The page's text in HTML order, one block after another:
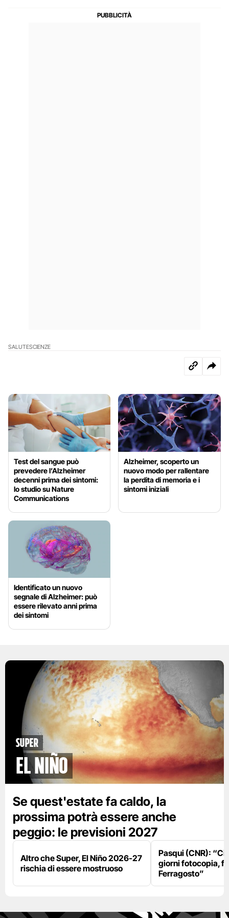
SALUTESCIENZE
Test del sangue può
prevedere l’Alzheimer
decenni prima dei sintomi:
lo studio su Nature
Communications
Alzheimer, scoperto un
nuovo modo per rallentare
la perdita di memoria e i
sintomi iniziali
Identificato un nuovo
segnale di Alzheimer: può
essere rilevato anni prima
dei sintomi
Super
El Niño
Se quest'estate fa caldo, la
prossima potrà essere anche
peggio: le previsioni 2027
Altro che Super, El Niño 2026-27
rischia di essere mostruoso
Pasqui (CNR):
giorni fotocopia,
Ferragosto”